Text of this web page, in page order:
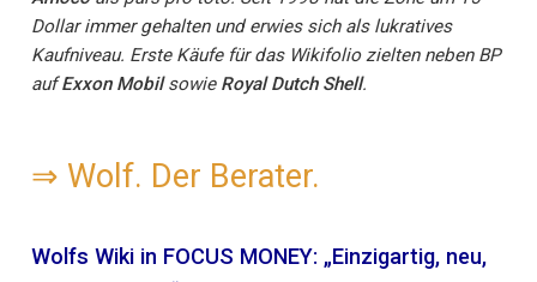
Dollar immer gehalten und erwies sich als lukratives
Kaufniveau. Erste Käufe für das Wikifolio zielten neben BP
aufExxon Mobilsowie Royal Dutch Shell.
⇒ Wolf. Der Berater.
Wolfs Wiki in FOCUS MONEY: „Einzigartig, neu,